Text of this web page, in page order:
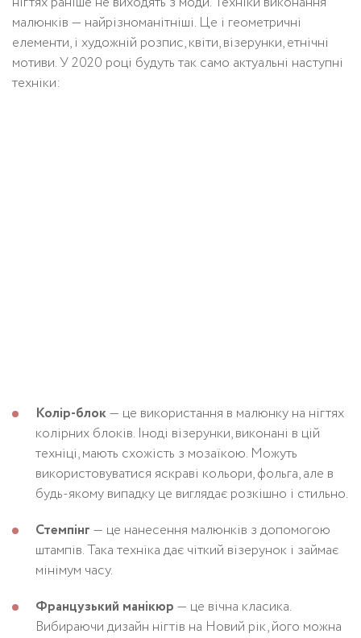
малюнків — найрізноманітніші. Це і геометричні
елементи, і художній розпис, квіти, візерунки, етнічні
мотиви. У 2020 році будуть так само актуальні наступні
техніки:
Колір-блок— це використання в малюнку на нігтях
колірних блоків. Іноді візерунки, виконані в цій
техніці, мають схожість з мозаїкою. Можуть
використовуватися яскраві кольори, фольга, але в
будь-якому випадку це виглядає розкішно і стильно.
Стемпінг — це нанесення малюнків з допомогою
штампів. Така техніка дає чіткий візерунок і займає
мінімум часу.
Французький манікюр — це вічна класика.
Вибираючи дизайн нігтів на Новий рік, його можна